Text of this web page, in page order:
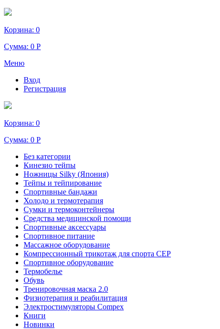
Корзина: 0
Сумма: 0 Р
Меню
Вход
Регистрация
Корзина: 0
Сумма: 0 Р
Без категории
Кинезио тейпы
Ножницы Silky (Япония)
Тейпы и тейпирование
Спортивные бандажи
Холодо и термотерапия
Сумки и термоконтейнеры
Средства медицинской помощи
Спортивные аксессуары
Спортивное питание
Массажное оборудование
Компрессионный трикотаж для спорта СЕР
Спортивное оборудование
Термобелье
Обувь
Тренировочная маска 2.0
Физиотерапия и реабилитация
Электростимуляторы Compex
Книги
Новинки